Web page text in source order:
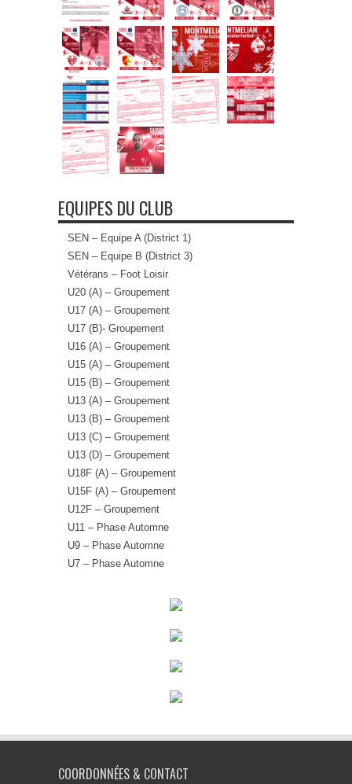
EQUIPES DU CLUB
SEN – Equipe A (District 1)
SEN – Equipe B (District 3)
Vétérans – Foot Loisir
U20 (A) – Groupement
U17 (A) – Groupement
U17 (B)- Groupement
U16 (A) – Groupement
U15 (A) – Groupement
U15 (B) – Groupement
U13 (A) – Groupement
U13 (B) – Groupement
U13 (C) – Groupement
U13 (D) – Groupement
U18F (A) – Groupement
U15F (A) – Groupement
U12F – Groupement
U11 – Phase Automne
U9 – Phase Automne
U7 – Phase Automne
COORDONNÉES & CONTACT